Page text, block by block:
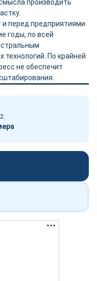
производить
и перед предприятиями
годы, по всей
По крайней
не обеспечит